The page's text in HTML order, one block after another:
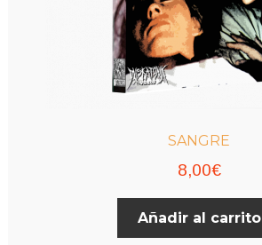
SANGRE
8,00€
Añadir al carrito